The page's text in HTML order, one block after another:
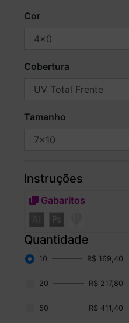
Cor
Cobertura
Tamanho
Instruções
Gabaritos
Quantidade
10 R$ 169,40
20 R$ 217,80
50 R$ 411,40